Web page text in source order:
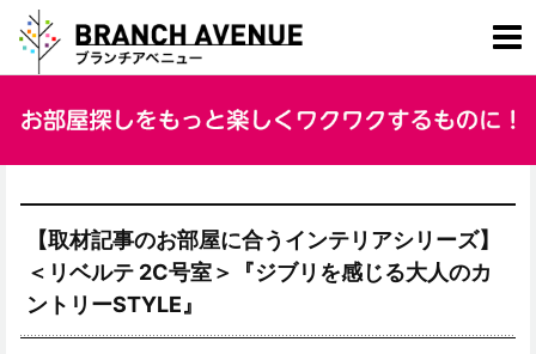
【取材記事のお部屋に合うインテリアシリーズ】
＜リベルテ 2C号室＞『ジブリを感じる大人のカ
ントリーSTYLE』